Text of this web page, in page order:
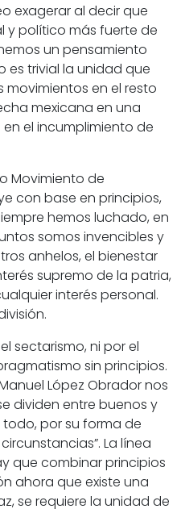
exagerar al decir que
y político más fuerte de
un pensamiento
es trivial la unidad que
en el resto
mexicana en una
el incumplimiento de
Movimiento de
con base en principios,
hemos luchado, en
somos invencibles y
anhelos, el bienestar
supremo de la patria,
interés personal.
sectarismo, ni por el
sin principios.
López Obrador nos
dividen entre buenos y
todo, por su forma de
La línea
que combinar principios
ahora que existe una
se requiere la unidad de